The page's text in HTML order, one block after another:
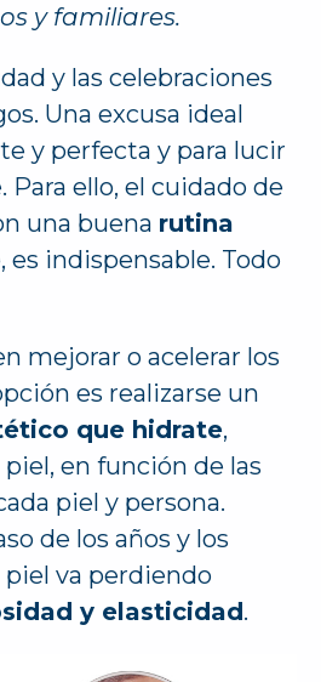
y familiares.
y las celebraciones
Una excusa ideal
y perfecta y para lucir
ello, el cuidado de
una buena rutina
es indispensable. Todo
mejorar o acelerar los
es realizarse un
que hidrate,
en función de las
piel y persona.
de los años y los
piel va perdiendo
y elasticidad.